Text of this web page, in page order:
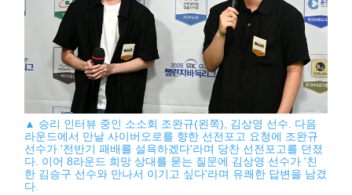
▲ 승리 인터뷰 중인 소소회 조완규(왼쪽), 김상영 선수. 다음
라운드에서 만날 사이버오로를 향한 선전포고 요청에 조완규
선수가 '전반기 패배를 설욕하겠다'라며 당찬 선전포고를 던졌
다. 이어 8라운드 희망 상대를 묻는 질문에 김상영 선수가 '친
한 김승구 선수와 만나서 이기고 싶다'라며 유쾌한 답변을 남겼
다.